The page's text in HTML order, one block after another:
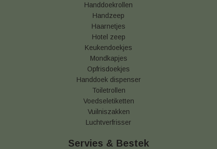
Handdoekrollen
Handzeep
Haarnetjes
Hotel zeep
Keukendoekjes
Mondkapjes
Opfrisdoekjes
Handdoek dispenser
Toiletrollen
Voedseletiketten
Vuilniszakken
Luchtverfrisser
Servies & Bestek